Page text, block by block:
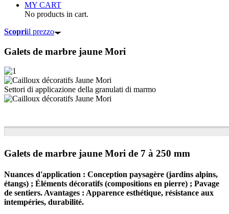
MY CART
No products in cart.
Scopriil prezzo
Galets de marbre jaune Mori
Settori di applicazione della granulati di marmo
Galets de marbre jaune Mori de 7 à 250 mm
Nuances d'application : Conception paysagère (jardins alpins,
étangs) ; Éléments décoratifs (compositions en pierre) ; Pavage
de sentiers. Avantages : Apparence esthétique, résistance aux
intempéries, durabilité.